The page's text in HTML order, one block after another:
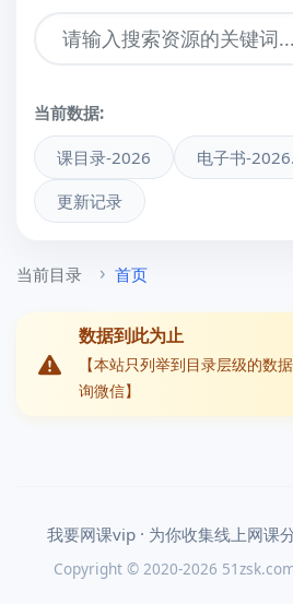
当前数据:
课目录-2026 电子书-
更新记录
当前目录 首页
数据到此为止
【本站只列举到目录层级的数
询微信】
我要网课vip · 为你收集线上网课
Copyright © 2020-2026